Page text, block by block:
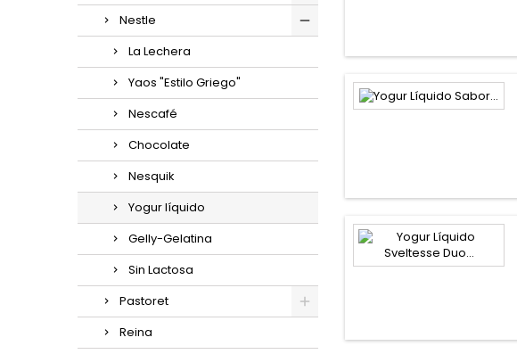
Nestle
La Lechera
Yaos "Estilo Griego"
Nescafé
Chocolate
Nesquik
Yogur líquido
Gelly-Gelatina
Sin Lactosa
Pastoret
Reina